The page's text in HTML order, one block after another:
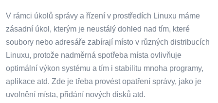
V rámci úkolů správy a řízení v prostředích Linuxu máme
zásadní úkol, kterým je neustálý dohled nad tím, které
soubory nebo adresáře zabírají místo v různých distribucích
Linuxu, protože nadměrná spotřeba místa ovlivňuje
optimální výkon systému a tím i stabilitu mnoha programy,
aplikace atd. Zde je třeba provést opatření správy, jako je
uvolnění místa, přidání nových disků atd.